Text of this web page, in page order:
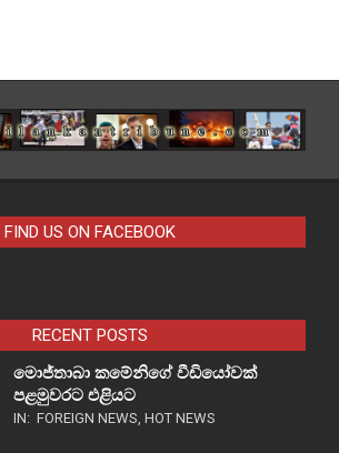
FIND US ON FACEBOOK
RECENT POSTS
මොජ්තාබා කමේනිගේ වීඩියෝවක්
පළමුවරට එළියට
IN: FOREIGN NEWS, HOT NEWS